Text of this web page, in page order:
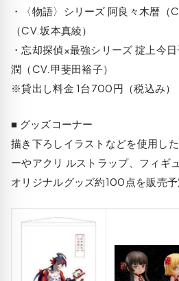
・〈物語〉シリーズ 阿良々木暦（
（CV.坂本真綾）
・忘却探偵×最強シリーズ 掟上今
潤（CV.甲斐田裕子）
※貸出し料金 1台700円（税込み）
■ グッズコーナー
描き下ろしイラストなどを使用し
ーやアクリ ルストラップ、フィギ
オリジナルグッズ約100点を販売予